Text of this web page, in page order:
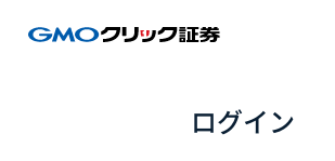
ログイン